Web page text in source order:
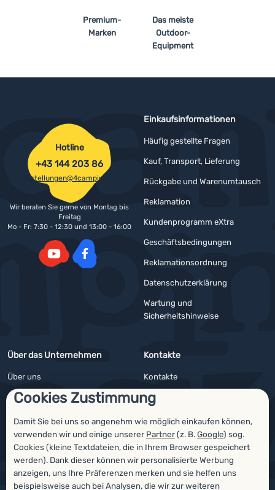
Cookies Zustimmung
Damit Sie bei uns so angenehm wie möglich einkaufen können,
verwenden wir und einige unserer Partner(z. B.Google) sog.
Cookies (kleine Textdateien, die in Ihrem Browser gespeichert
werden). Dank dieser können wir personalisierte Werbung
anzeigen, uns Ihre Präferenzen merken und sie helfen uns
beispielsweise auch bei Analysen, die wir zur weiteren
Premium-
Marken
Das meiste
Outdoor-
Equipment
Einkaufsinformationen
Häufig gestellte Fragen
Kauf, Transport, Lieferung
Rückgabe und Warenumtausch
Reklamation
Kundenprogramm eXtra
Geschäftsbedingungen
Reklamationsordnung
Datenschutzerklärung
Wartung und
Sicherheitshinweise
Über das Unternehmen
Über uns
Impressum
4camping4nature
Unsere Tester
Kontakte
Kontakte
Angebote für Firmen und Vereine
Newsletter
Hotline
+43 144 203 86
bestellungen@4camping.at
Wir beraten Sie gerne von Montag bis
Freitag
Mo - Fr: 7:30 - 12:30 und 13:00 - 16:00